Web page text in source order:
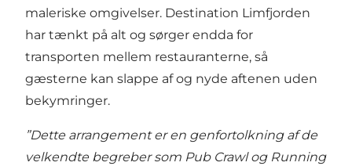
maleriske omgivelser. Destination Limfjorden
har tænkt på alt og sørger endda for
transporten mellem restauranterne, så
gæsterne kan slappe af og nyde aftenen uden
bekymringer.
”Dette arrangement er en genfortolkning af de
velkendte begreber som Pub Crawl og Running